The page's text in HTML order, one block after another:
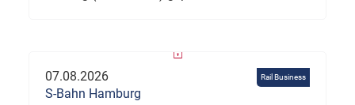
Rail Business
07.08.2026
S-Bahn Hamburg